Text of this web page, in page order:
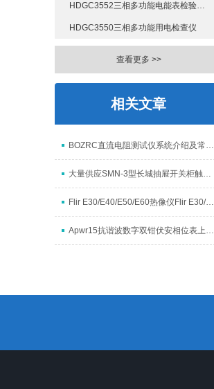
HDGC3552三相多功能电能表检验装置
HDGC3550三相多功能用电检查仪
查看更多 >>
相关文章
BOZRC直流电阻测试仪系统介绍及常见问题坚决方法
大量供应SMN-3型长城抽屉开关柜触点压力检测仪
Flir E30/E40/E50/E60热像仪Flir E30/E40/E50/E60热像仪
Apwr15抗谐波数字双钳伏安相位表上海徐吉电气专业制造